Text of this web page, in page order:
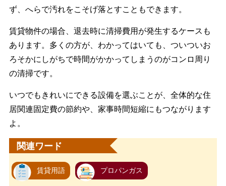
ず、へらで汚れをこそげ落とすこともできます。
賃貸物件の場合、退去時に清掃費用が発生するケースも
あります。多くの方が、わかってはいても、ついついお
ろそかにしがちで時間がかかってしまうのがコンロ周り
の清掃です。
いつでもきれいにできる設備を選ぶことが、全体的な住
居関連固定費の節約や、家事時間短縮にもつながります
よ。
関連ワード
賃貸用語 プロパンガス